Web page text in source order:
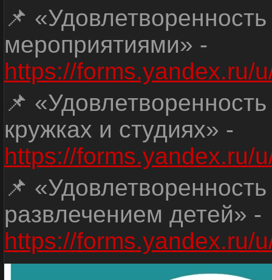
📌
мероприятиями» -
https://forms.yandex.ru/
📌
кружках и студиях» -
https://forms.yandex.ru/
📌
развлечением детей» -
https://forms.yandex.ru/